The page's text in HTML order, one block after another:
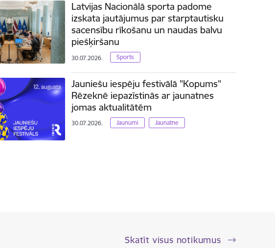
Latvijas Nacionālā sporta padome
izskata jautājumus par starptautisku
sacensību rīkošanu un naudas balvu
piešķiršanu
30.07.2026. Sports
Jauniešu iespēju festivālā "Kopums"
Rēzeknē iepazīstinās ar jaunatnes
jomas aktualitātēm
30.07.2026. Jaunumi Jaunatne
Skatīt visus notikumus